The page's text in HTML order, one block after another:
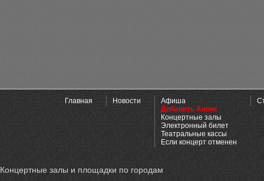
Главная Новости
Афиша
Добавить Анонс
Концертные залы
Электронный билет
Театральные кассы
Если концерт отменен
Концертные залы и площадки по городам